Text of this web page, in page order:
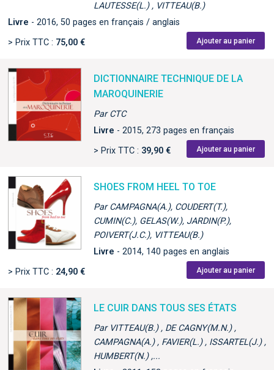
LAUTESSE(L.) , VITTEAU(B.)
Livre - 2016, 50 pages en français / anglais
> Prix TTC : 75,00 € Ajouter au panier
DICTIONNAIRE TECHNIQUE DE LA
MAROQUINERIE
Par CTC
Livre - 2015, 273 pages en français
> Prix TTC : 39,90 € Ajouter au panier
SHOES FROM HEEL TO TOE
Par CAMPAGNA(A.), COUDERT(T.),
CUMIN(C.), GELAS(W.), JARDIN(P.),
POIVERT(J.C.), VITTEAU(B.)
Livre - 2014, 140 pages en anglais
> Prix TTC : 24,90 € Ajouter au panier
LE CUIR DANS TOUS SES ÉTATS
Par VITTEAU(B.) , DE CAGNY(M.N.) ,
CAMPAGNA(A.) , FAVIER(L.) , ISSARTEL(J.) ,
HUMBERT(N.) ,...